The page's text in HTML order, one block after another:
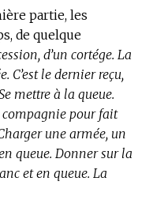
partie, les
de quelque
d’un cortége. La
C’est le dernier reçu,
mettre à la queue.
compagnie pour fait
une armée, un
queue. Donner sur la
et en queue. La